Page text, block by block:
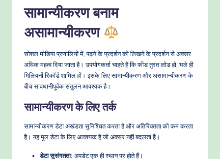
सामान्यीकरण बनाम
असामान्यीकरण
सोशल मीडिया प्रणालियों में, पढ़ने के प्रदर्शन को लिखने के प्रदर्शन से अक्सर
अधिक महत्व दिया जाता है। उपयोगकर्ता चाहते हैं कि फीड तुरंत लोड हो, भले ही
मिलियनों रिकॉर्ड शामिल हों। इसके लिए सामान्यीकरण और असामान्यीकरण के
बीच सावधानीपूर्वक संतुलन आवश्यक है।
सामान्यीकरण के लिए तर्क
सामान्यीकरण डेटा अखंडता सुनिश्चित करता है और अतिरिक्तता को कम करता
है। यह मूल डेटा के लिए आवश्यक है जो अक्सर नहीं बदलता है।
डेटा सुसंगतता: अपडेट एक ही स्थान पर होते हैं।